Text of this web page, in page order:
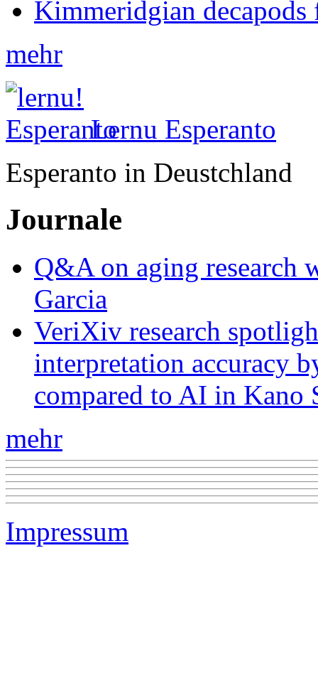
Kimmeridgian
mehr
Lernu Esperanto
Esperanto in Deustchland
Journale
Q&A on aging research
Garcia
VeriXiv research
interpretation accuracy
compared to AI in Kano
mehr
Impressum